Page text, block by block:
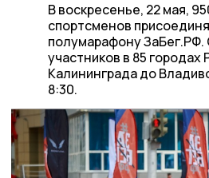
В воскресенье, 22 мая,
спортсменов
полумарафону ЗаБег.РФ.
участников в 85 городах
Калининграда до
8:30.